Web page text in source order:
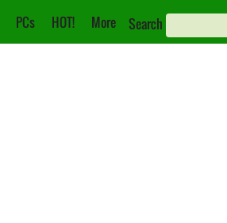
PCs HOT! More Search